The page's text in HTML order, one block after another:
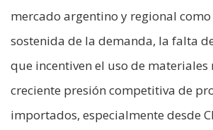
mercado argentino y regional
sostenida de la demanda, la falta
que incentiven el uso de materiales
creciente presión competitiva de
importados, especialmente desde